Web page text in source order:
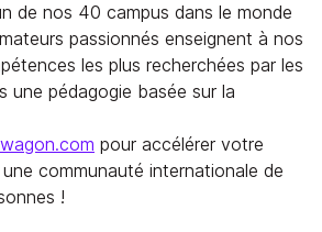
de nos 40 campus dans le monde
passionnés enseignent à nos
les plus recherchées par les
une pédagogie basée sur la
pour accélérer votre
communauté internationale de
!